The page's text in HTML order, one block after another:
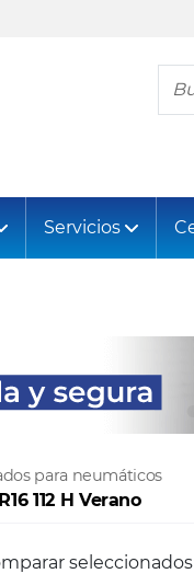
Servicios
para neumáticos
112 H Verano
seleccionados